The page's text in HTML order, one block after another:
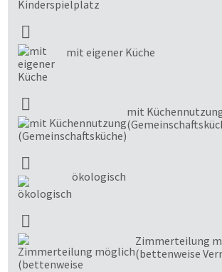
mit eigener Küche
mit
ökologisch
Zimmerteilung
(bettenweise